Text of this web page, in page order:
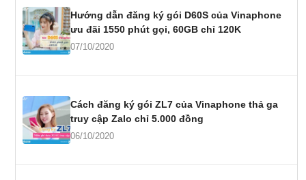
Hướng dẫn đăng ký gói D60S của Vinaphone
ưu đãi 1550 phút gọi, 60GB chỉ 120K
07/10/2020
Cách đăng ký gói ZL7 của Vinaphone thả ga
truy cập Zalo chỉ 5.000 đồng
06/10/2020